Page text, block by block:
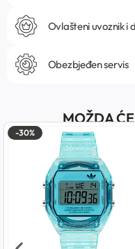
Ovlašteni uvoznik i
Obezbjeđen servis
MOŽDA
-30%